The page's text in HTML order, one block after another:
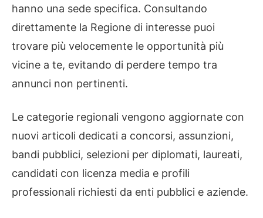
hanno una sede specifica. Consultando
direttamente la Regione di interesse puoi
trovare più velocemente le opportunità più
vicine a te, evitando di perdere tempo tra
annunci non pertinenti.
Le categorie regionali vengono aggiornate con
nuovi articoli dedicati a concorsi, assunzioni,
bandi pubblici, selezioni per diplomati, laureati,
candidati con licenza media e profili
professionali richiesti da enti pubblici e aziende.